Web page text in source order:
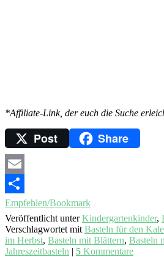
*Affiliate-Link, der euch die Suche
Post Share
Email
Empfehlen/Bookmark
Veröffentlicht unter Kindergartenkinder,
Verschlagwortet mit Basteln für den
im Herbst, Basteln mit Blättern, Basteln
Jahreszeitbasteln | 5 Kommentare